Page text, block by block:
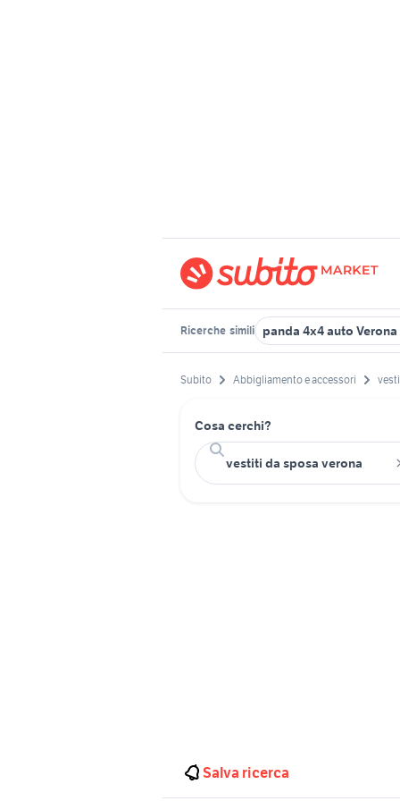
Ricerche simili panda 4x4 auto
Subito Abbigliamento e accessori
Cosa cerchi?
Salva ricerca